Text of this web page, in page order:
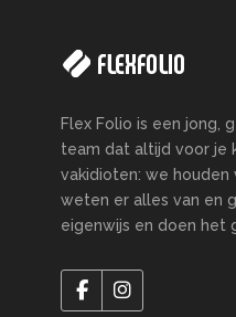
Flex Folio is een jong,
team dat altijd voor je
vakidioten: we
weten er alles van en
eigenwijs en doen het